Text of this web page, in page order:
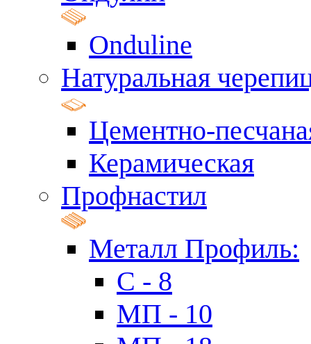
Onduline
Натуральная
Цементно-
Керамическая
Профнастил
Металл Профиль:
C - 8
МП - 10